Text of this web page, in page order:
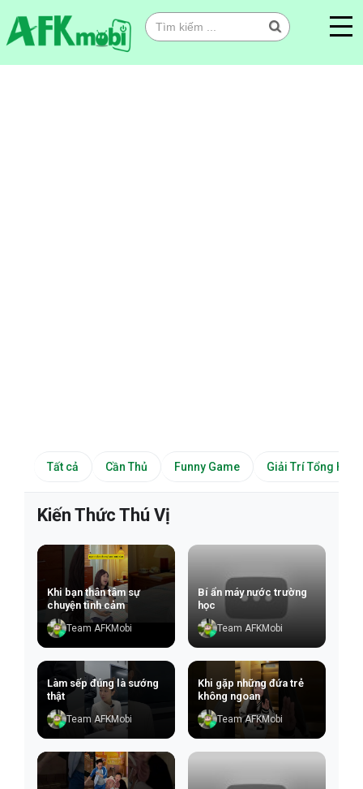
Tất cả Cần Thủ Funny Game Giải Trí Tổng Hợp
Kiến Thức Thú Vị
Khi bạn thân tâm sự
chuyện tình cảm
Team AFKMobi
Bí ẩn máy nước trường
học
Team AFKMobi
Làm sếp đúng là sướng
thật
Team AFKMobi
Khi gặp những đứa trẻ
không ngoan
Team AFKMobi